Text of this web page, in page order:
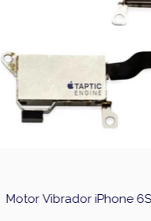
Motor Vibrador iPhone